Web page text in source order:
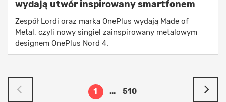
wydają utwór inspirowany smartfonem
Zespół Lordi oraz marka OnePlus wydają Made of
Metal, czyli nowy singiel zainspirowany metalowym
designem OnePlus Nord 4.
1 ... 510